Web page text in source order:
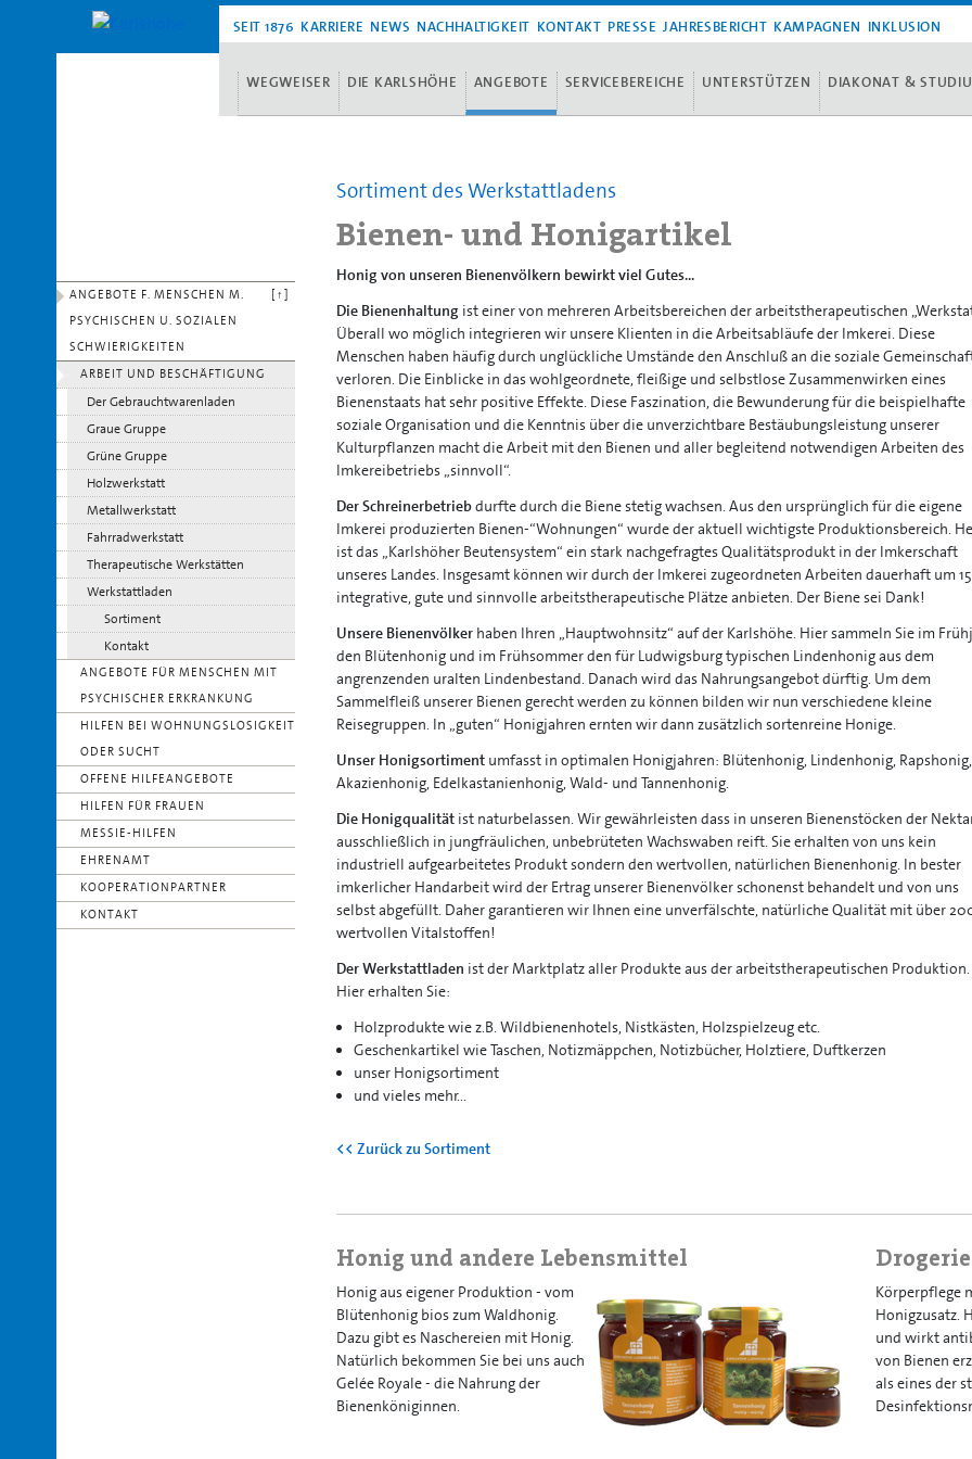
SEIT 1876 KARRIERE NEWS NACHHALTIGKEIT KONTAKT PRESSE JAHRESBERICHT KAMPAGNEN INKLUSION
WEGWEISER DIE KARLSHÖHE ANGEBOTE SERVICEBEREICHE UNTERSTÜTZEN DIAKONAT &
[↑]
ANGEBOTE F. MENSCHEN M.
PSYCHISCHEN U. SOZIALEN
SCHWIERIGKEITEN
ARBEIT UND BESCHÄFTIGUNG
Der Gebrauchtwarenladen
Graue Gruppe
Grüne Gruppe
Holzwerkstatt
Metallwerkstatt
Fahrradwerkstatt
Therapeutische Werkstätten
Werkstattladen
Sortiment
Kontakt
ANGEBOTE FÜR MENSCHEN MIT
PSYCHISCHER ERKRANKUNG
HILFEN BEI WOHNUNGSLOSIGKEIT
ODER SUCHT
OFFENE HILFEANGEBOTE
HILFEN FÜR FRAUEN
MESSIE-HILFEN
EHRENAMT
KOOPERATIONPARTNER
KONTAKT
Sortiment des Werkstattladens
Bienen- und Honigartikel
Honig von unseren Bienenvölkern bewirkt viel Gutes...
Die Bienenhaltung ist einer von mehreren Arbeitsbereichen der arbeitstherapeutischen
Überall wo möglich integrieren wir unsere Klienten in die Arbeitsabläufe der Imkerei. Diese
Menschen haben häufig durch unglückliche Umstände den Anschluß an die soziale
verloren. Die Einblicke in das wohlgeordnete, fleißige und selbstlose Zusammenwirken eines
Bienenstaats hat sehr positive Effekte. Diese Faszination, die Bewunderung für die beispielhafte
soziale Organisation und die Kenntnis über die unverzichtbare Bestäubungsleistung unserer
Kulturpflanzen macht die Arbeit mit den Bienen und aller begleitend notwendigen Arbeiten des
Imkereibetriebs „sinnvoll“.
Der Schreinerbetriebdurfte durch die Biene stetig wachsen. Aus den ursprünglich für die eigene
Imkerei produzierten Bienen-“Wohnungen“ wurde der aktuell wichtigste Produktionsbereich.
ist das „Karlshöher Beutensystem“ ein stark nachgefragtes Qualitätsprodukt in der Imkerschaft
unseres Landes. Insgesamt können wir durch der Imkerei zugeordneten Arbeiten dauerhaft um 15
integrative, gute und sinnvolle arbeitstherapeutische Plätze anbieten. Der Biene sei Dank!
Unsere Bienenvölker haben Ihren „Hauptwohnsitz“ auf der Karlshöhe. Hier sammeln Sie im
den Blütenhonig und im Frühsommer den für Ludwigsburg typischen Lindenhonig aus dem
angrenzenden uralten Lindenbestand. Danach wird das Nahrungsangebot dürftig. Um dem
Sammelfleiß unserer Bienen gerecht werden zu können bilden wir nun verschiedene kleine
Reisegruppen. In „guten“ Honigjahren ernten wir dann zusätzlich sortenreine Honige.
Unser Honigsortiment umfasst in optimalen Honigjahren: Blütenhonig, Lindenhonig, Rapshonig,
Akazienhonig, Edelkastanienhonig, Wald- und Tannenhonig.
Die Honigqualität ist naturbelassen. Wir gewährleisten dass in unseren Bienenstöcken der
ausschließlich in jungfräulichen, unbebrüteten Wachswaben reift. Sie erhalten von uns kein
industriell aufgearbeitetes Produkt sondern den wertvollen, natürlichen Bienenhonig. In bester
imkerlicher Handarbeit wird der Ertrag unserer Bienenvölker schonenst behandelt und von uns
selbst abgefüllt. Daher garantieren wir Ihnen eine unverfälschte, natürliche Qualität mit über
wertvollen Vitalstoffen!
Der Werkstattladen ist der Marktplatz aller Produkte aus der arbeitstherapeutischen Produktion.
Hier erhalten Sie:
Holzprodukte wie z.B. Wildbienenhotels, Nistkästen, Holzspielzeug etc.
Geschenkartikel wie Taschen, Notizmäppchen, Notizbücher, Holztiere, Duftkerzen
unser Honigsortiment
und vieles mehr...
<< Zurück zu Sortiment
Honig und andere Lebensmittel
Honig aus eigener Produktion - vom
Blütenhonig bios zum Waldhonig.
Dazu gibt es Naschereien mit Honig.
Natürlich bekommen Sie bei uns auch
Gelée Royale - die Nahrung der
Bienenköniginnen.
Körperpflege
Honigzusatz.
und wirkt
von Bienen
als eines der